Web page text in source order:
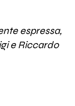
espressa,
e Riccardo